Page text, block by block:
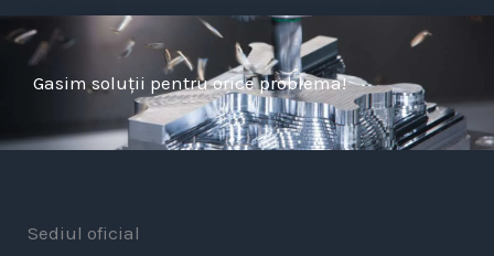
Gasim soluții pentru orice problema!
Sediul oficial